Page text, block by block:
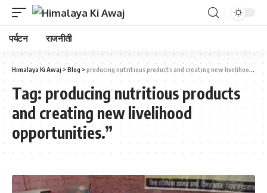
पर्यटन राजनीती
Himalaya Ki Awaj >Blog >producing nutritious products and creating new livelihood opportunities."
Tag: producing nutritious products
and creating new livelihood
opportunities.”